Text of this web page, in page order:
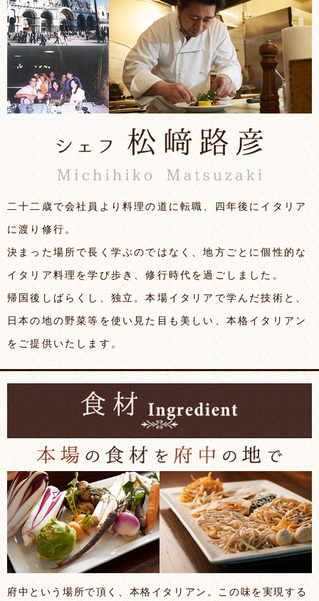
二十二歳で会社員より料理の道に転職、四年後にイタリア
に渡り修行。
決まった場所で長く学ぶのではなく、地方ごとに個性的な
イタリア料理を学び歩き、修行時代を過ごしました。
帰国後しばらくし、独立。本場イタリアで学んだ技術と、
日本の地の野菜等を使い見た目も美しい、本格イタリアン
をご提供いたします。
府中という場所で頂く、本格イタリアン。この味を実現する